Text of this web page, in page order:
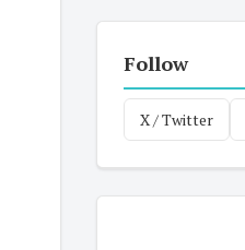
Follow
X / Twitter